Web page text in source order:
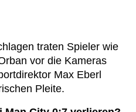
traten Spieler wie
vor die Kameras
Max Eberl
Pleite.